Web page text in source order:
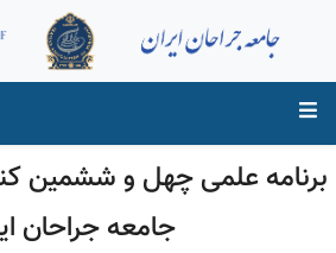
برنامه علمی چهل و ششمین
جامعه جراحان